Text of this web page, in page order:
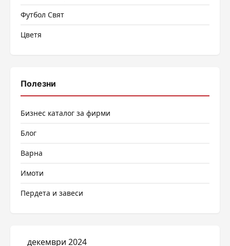
Футбол Свят
Цветя
Полезни
Бизнес каталог за фирми
Блог
Варна
Имоти
Пердета и завеси
декември 2024